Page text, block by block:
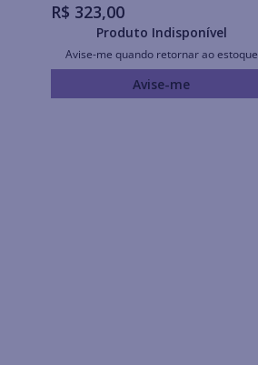
R$ 323,00
Produto Indisponível
Avise-me quando retornar ao estoque
Avise-me